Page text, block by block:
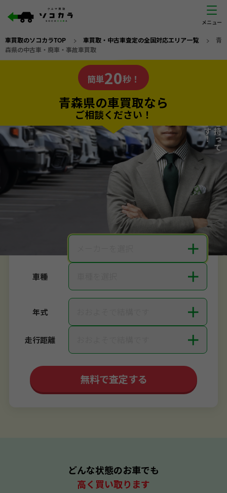
車買取のソコカラTOP > 車買取・中古車査定の全国対応エリア一覧> 青
森県の中古車・廃車・事故車買取
の車買取なら
ソコカラの
電話か出張か、高い方の査定を提案。
私たちが責任を持って
査定いたします！
簡単20秒！
青森県の車買取なら
ご相談ください！
20秒で入力完了！
カンタンWeb査定
ご依頼いただいたお車を丁寧に査定いたします
＋
車種 ＋
年式 ＋
走行距離 ＋
無料で査定する
どんな状態のお車でも
高く買い取ります